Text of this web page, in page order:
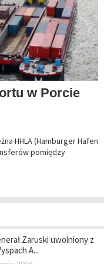
w Porcie
HHLA (Hamburger Hafen
pomiędzy
Zaruski uwolniony z
A...